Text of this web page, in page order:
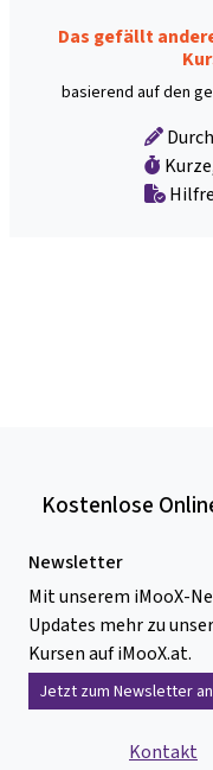
Das gefällt
basierend auf den
Kostenlose
Newsletter
Mit unserem iMooX-
Updates mehr zu
Kursen auf iMooX.at.
Jetzt zum Newsletter
Kontakt